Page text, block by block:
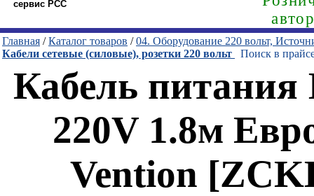
сервис РСС
Главная /Каталог товаров /04. Оборудование 220 вольт,
Кабели сетевые (силовые), розетки 220 вольт
Поиск в
Кабель питания
220V 1.8м
Vention